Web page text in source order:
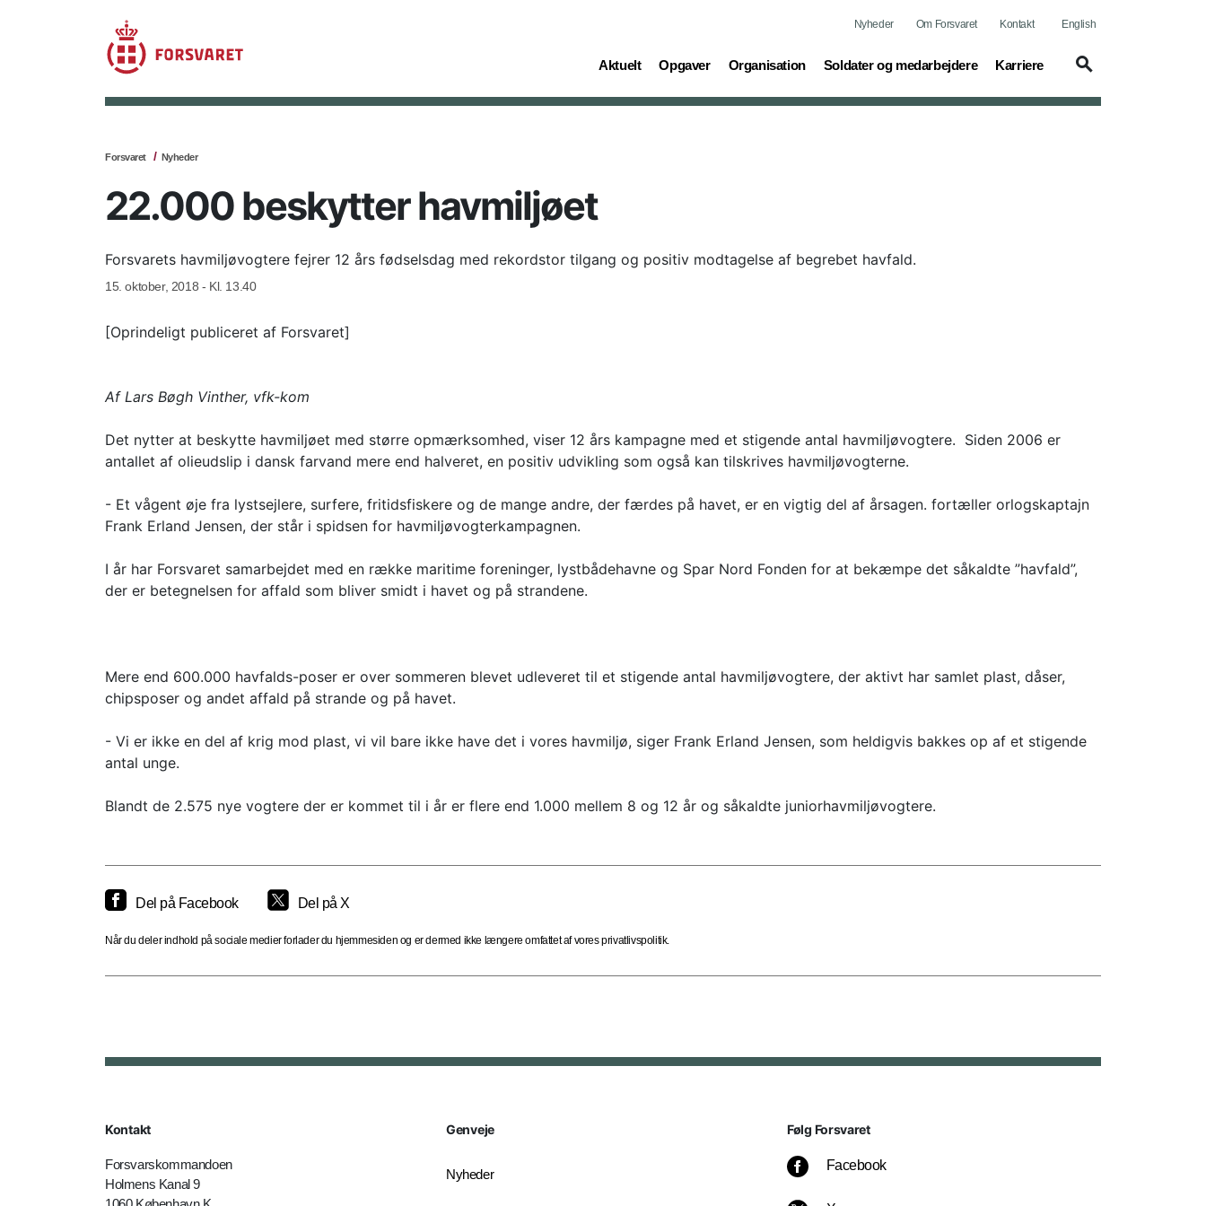
Nyheder Om Forsvaret Kontakt English
Aktuelt
(current) Opgaver
(current) Organisation
(current) Soldater og medarbejdere
(current) Karriere
(current)
Forsvaret Nyheder
22.000 beskytter havmiljøet
Forsvarets havmiljøvogtere fejrer 12 års fødselsdag med rekordstor tilgang og positiv modtagelse af begrebet havfald.
15. oktober, 2018 - Kl. 13.40
[Oprindeligt publiceret af Forsvaret]
Af Lars Bøgh Vinther, vfk-kom
Det nytter at beskytte havmiljøet med større opmærksomhed, viser 12 års kampagne med et stigende antal havmiljøvogtere. Siden 2006 er
antallet af olieudslip i dansk farvand mere end halveret, en positiv udvikling som også kan tilskrives havmiljøvogterne.
- Et vågent øje fra lystsejlere, surfere, fritidsfiskere og de mange andre, der færdes på havet, er en vigtig del af årsagen. fortæller orlogskaptajn
Frank Erland Jensen, der står i spidsen for havmiljøvogterkampagnen.
I år har Forsvaret samarbejdet med en række maritime foreninger, lystbådehavne og Spar Nord Fonden for at bekæmpe det såkaldte ”havfald”,
der er betegnelsen for affald som bliver smidt i havet og på strandene.
Mere end 600.000 havfalds-poser er over sommeren blevet udleveret til et stigende antal havmiljøvogtere, der aktivt har samlet plast, dåser,
chipsposer og andet affald på strande og på havet.
- Vi er ikke en del af krig mod plast, vi vil bare ikke have det i vores havmiljø, siger Frank Erland Jensen, som heldigvis bakkes op af et stigende
antal unge.
Blandt de 2.575 nye vogtere der er kommet til i år er flere end 1.000 mellem 8 og 12 år og såkaldte juniorhavmiljøvogtere.
Del på Facebook Del på X
Når du deler indhold på sociale medier forlader du hjemmesiden og er dermed ikke længere omfattet af vores privatlivspolitik.
Kontakt
Forsvarskommandoen
Holmens Kanal 9
Genveje
Nyheder
Følg Forsvaret
Facebook